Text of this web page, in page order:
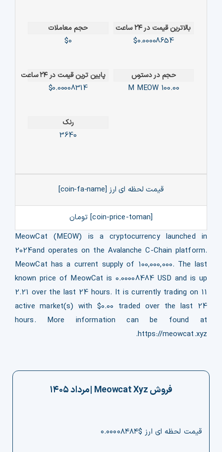
حجم معاملات
$0
بالاترین قیمت در ۲۴ ساعت
$0.00008654
پایین ترین قیمت در ۲۴ ساعت
$0.00008314
حجم در دسترس
100.00 M
MEOW
رنک
3640
قیمت لحظه ای ارز [coin-fa-name]
[coin-price-toman] تومان
MeowCat (MEOW) is a cryptocurrency launched in
2024and operates on the Avalanche C-Chain platform.
MeowCat has a current supply of 100,000,000. The last
known price of MeowCat is 0.00008484 USD and is up
2.21 over the last 24 hours. It is currently trading on 11
active market(s) with $0.00 traded over the last 24
hours. More information can be found at
https://meowcat.xyz.
فروشMeowcat Xyz
|مرداد ۱۴۰۵
قیمت لحظه ای ارز $۰.۰۰۰۰۸۴۸۴